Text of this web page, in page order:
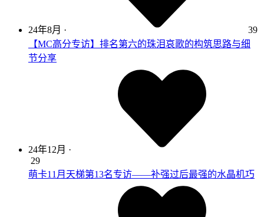
24年8月 ·
39
【MC高分专访】排名第六的珠泪哀歌的构筑思路与细
节分享
24年12月 ·
29
萌卡11月天梯第13名专访——补强过后最强的水晶机巧